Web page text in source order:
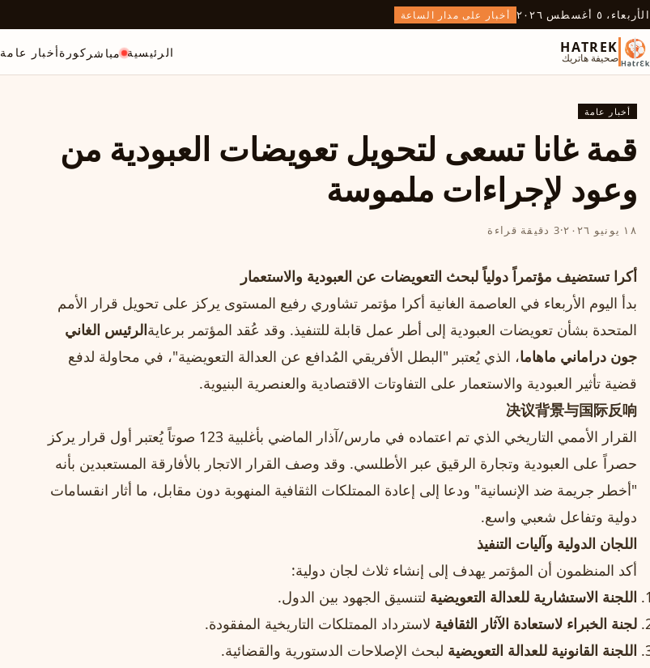
الأربعاء، ٥ أغسطس ٢٠٢٦ أخبار على مدار الساعة
HATREK
صحيفة هاتريك الرئيسية مباشر كورةأخبار عامة
أخبار عامة
قمة غانا تسعى لتحويل تعويضات العبودية من
وعود لإجراءات ملموسة
١٨ يونيو ٢٠٢٦ ·3 دقيقة قراءة
أكرا تستضيف مؤتمراً دولياً لبحث التعويضات عن العبودية والاستعمار
بدأ اليوم الأربعاء في العاصمة الغانية أكرا مؤتمر تشاوري رفيع المستوى يركز على تحويل قرار الأمم
المتحدة بشأن تعويضات العبودية إلى أطر عمل قابلة للتنفيذ. وقد عُقد المؤتمر برعايةالرئيس الغاني
جون دراماني ماهاما، الذي يُعتبر "البطل الأفريقي المُدافع عن العدالة التعويضية"، في محاولة لدفع
قضية تأثير العبودية والاستعمار على التفاوتات الاقتصادية والعنصرية البنيوية.
决议背景与国际反响
القرار الأممي التاريخي الذي تم اعتماده في مارس/آذار الماضي بأغلبية 123 صوتاً يُعتبر أول قرار يركز
حصراً على العبودية وتجارة الرقيق عبر الأطلسي. وقد وصف القرار الاتجار بالأفارقة المستعبدين بأنه
"أخطر جريمة ضد الإنسانية" ودعا إلى إعادة الممتلكات الثقافية المنهوبة دون مقابل، ما أثار انقسامات
دولية وتفاعل شعبي واسع.
اللجان الدولية وآليات التنفيذ
أكد المنظمون أن المؤتمر يهدف إلى إنشاء ثلاث لجان دولية:
اللجنة الاستشارية للعدالة التعويضية لتنسيق الجهود بين الدول.
لجنة الخبراء لاستعادة الآثار الثقافية لاسترداد الممتلكات التاريخية المفقودة.
اللجنة القانونية للعدالة التعويضية لبحث الإصلاحات الدستورية والقضائية.